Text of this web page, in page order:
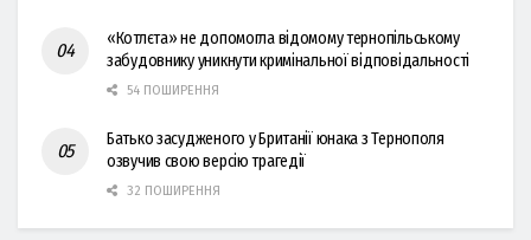
«Котлєта» не допомогла відомому тернопільському
забудовнику уникнути кримінальної відповідальності
54 ПОШИРЕННЯ
Батько засудженого у Британії юнака з Тернополя
озвучив свою версію трагедії
32 ПОШИРЕННЯ